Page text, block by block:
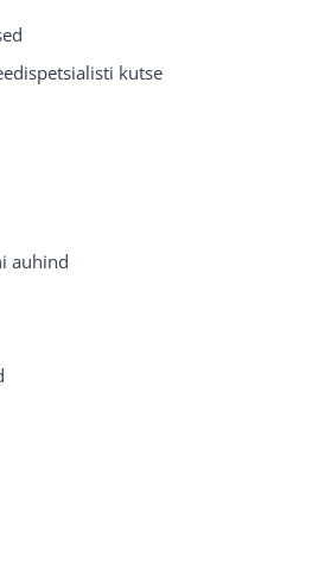
kutse
auhind